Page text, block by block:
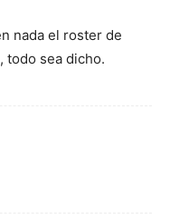
nada el roster de
todo sea dicho.